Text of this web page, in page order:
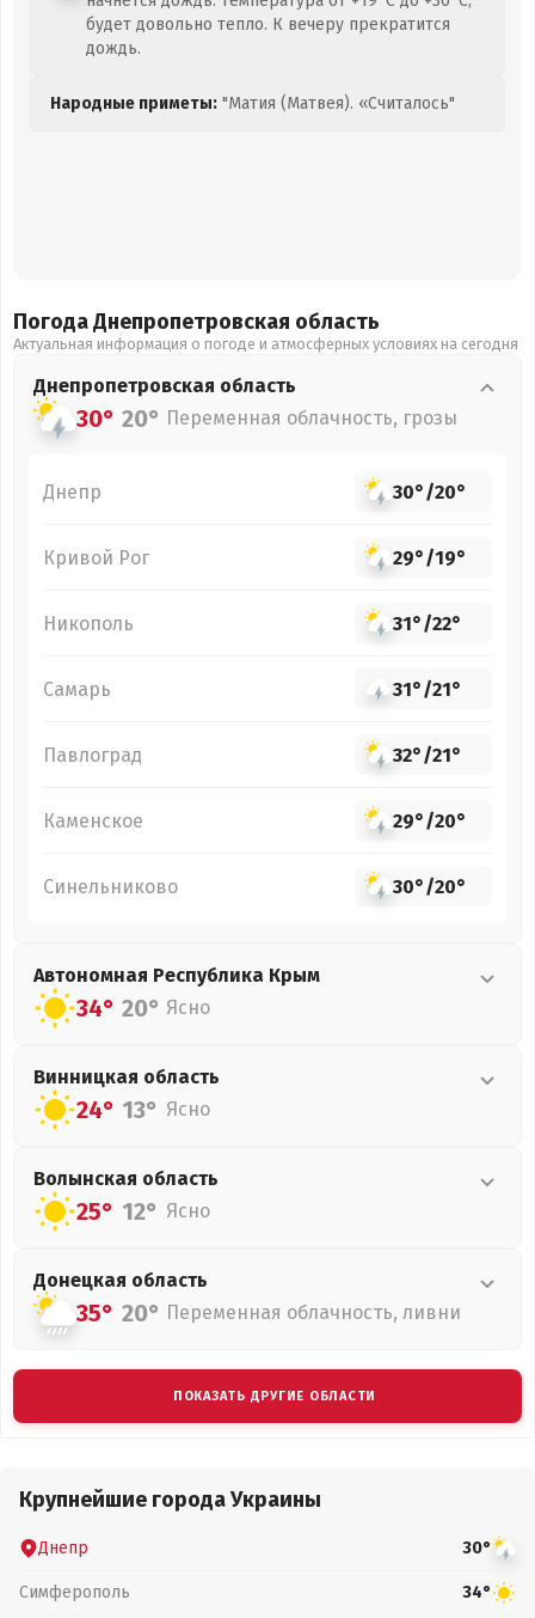
будет довольно тепло. К вечеру прекратится
дождь.
Народные приметы: "Матия (Матвея). «Считалось"
Погода Днепропетровская область
Актуальная информация о погоде и атмосферных условиях на сегодня
Днепропетровская область
30° 20° Переменная облачность, грозы
Днепр 30°/20°
Кривой Рог 29°/19°
Никополь 31°/22°
Самарь 31°/21°
Павлоград 32°/21°
Каменское 29°/20°
Синельниково 30°/20°
Автономная Республика Крым
34° 20° Ясно
Винницкая область
24° 13° Ясно
Волынская область
25° 12° Ясно
Донецкая область
35° 20° Переменная облачность, ливни
ПОКАЗАТЬ ДРУГИЕ ОБЛАСТИ
Крупнейшие города Украины
Днепр 30°
Симферополь 34°